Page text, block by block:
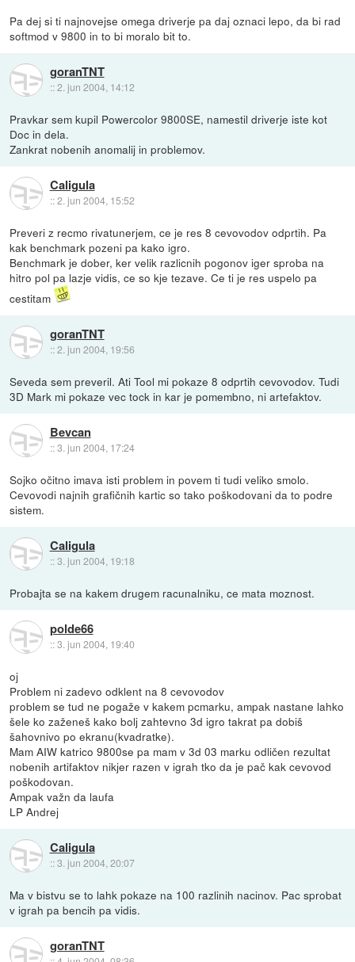
Pa dej si ti najnovejse omega driverje pa daj oznaci lepo, da bi rad
softmod v 9800 in to bi moralo bit to.
goranTNT
::2. jun 2004, 14:12
Pravkar sem kupil Powercolor 9800SE, namestil driverje iste kot
Doc in dela.
Zankrat nobenih anomalij in problemov.
Caligula
::2. jun 2004, 15:52
Preveri z recmo rivatunerjem, ce je res 8 cevovodov odprtih. Pa
kak benchmark pozeni pa kako igro.
Benchmark je dober, ker velik razlicnih pogonov iger sproba na
hitro pol pa lazje vidis, ce so kje tezave. Ce ti je res uspelo pa
cestitam
goranTNT
::2. jun 2004, 19:56
Seveda sem preveril. Ati Tool mi pokaze 8 odprtih cevovodov. Tudi
3D Mark mi pokaze vec tock in kar je pomembno, ni artefaktov.
Bevcan
::3. jun 2004, 17:24
Sojko očitno imava isti problem in povem ti tudi veliko smolo.
Cevovodi najnih grafičnih kartic so tako poškodovani da to podre
sistem.
Caligula
::3. jun 2004, 19:18
Probajta se na kakem drugem racunalniku, ce mata moznost.
polde66
::3. jun 2004, 19:40
oj
Problem ni zadevo odklent na 8 cevovodov
problem se tud ne pogaže v kakem pcmarku, ampak nastane lahko
šele ko zaženeš kako bolj zahtevno 3d igro takrat pa dobiš
šahovnivo po ekranu(kvadratke).
Mam AIW katrico 9800se pa mam v 3d 03 marku odličen rezultat
nobenih artifaktov nikjer razen v igrah tko da je pač kak cevovod
poškodovan.
Ampak važn da laufa
LP Andrej
Caligula
::3. jun 2004, 20:07
Ma v bistvu se to lahk pokaze na 100 razlinih nacinov. Pac sprobat
v igrah pa bencih pa vidis.
goranTNT